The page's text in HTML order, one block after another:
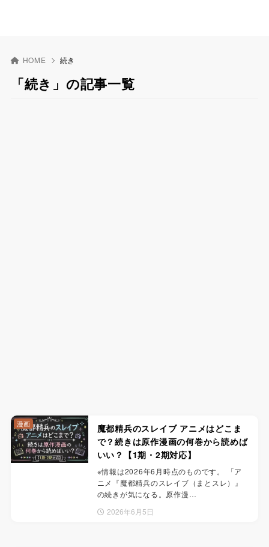
HOME 続き
「続き」の記事一覧
魔都精兵のスレイブ アニメはどこま
で？続きは原作漫画の何巻から読めば
いい？【1期・2期対応】
※情報は2026年6月時点のものです。 「ア
ニメ『魔都精兵のスレイブ（まとスレ）』
の続きが気になる。原作漫…
2026年6月5日
漫画